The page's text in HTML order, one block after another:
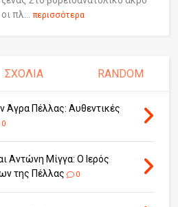
πλ...
περισσότερα
ΣΧΟΛΙΑ RANDOM
Άγρα Πέλλας: Αυθεντικές
0
Αντώνη Μίγγα: Ο Ιερός
της Πέλλας
0